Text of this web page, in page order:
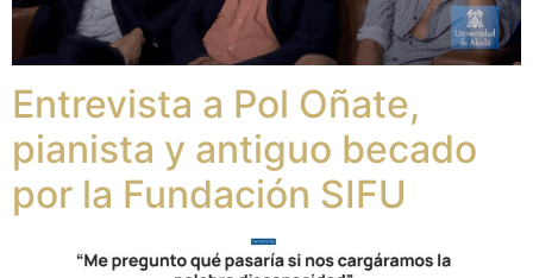
Entrevista a Pol Oñate,
pianista y antiguo becado
por la Fundación SIFU